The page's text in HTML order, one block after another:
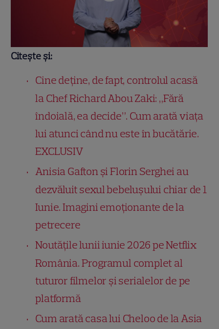
Citește și:
Cine deține, de fapt, controlul acasă
la Chef Richard Abou Zaki: „Fără
îndoială, ea decide”. Cum arată viața
lui atunci când nu este în bucătărie.
EXCLUSIV
Anisia Gafton și Florin Serghei au
dezvăluit sexul bebelușului chiar de 1
Iunie. Imagini emoționante de la
petrecere
Noutățile lunii iunie 2026 pe Netflix
România. Programul complet al
tuturor filmelor și serialelor de pe
platformă
Cum arată casa lui Cheloo de la Asia